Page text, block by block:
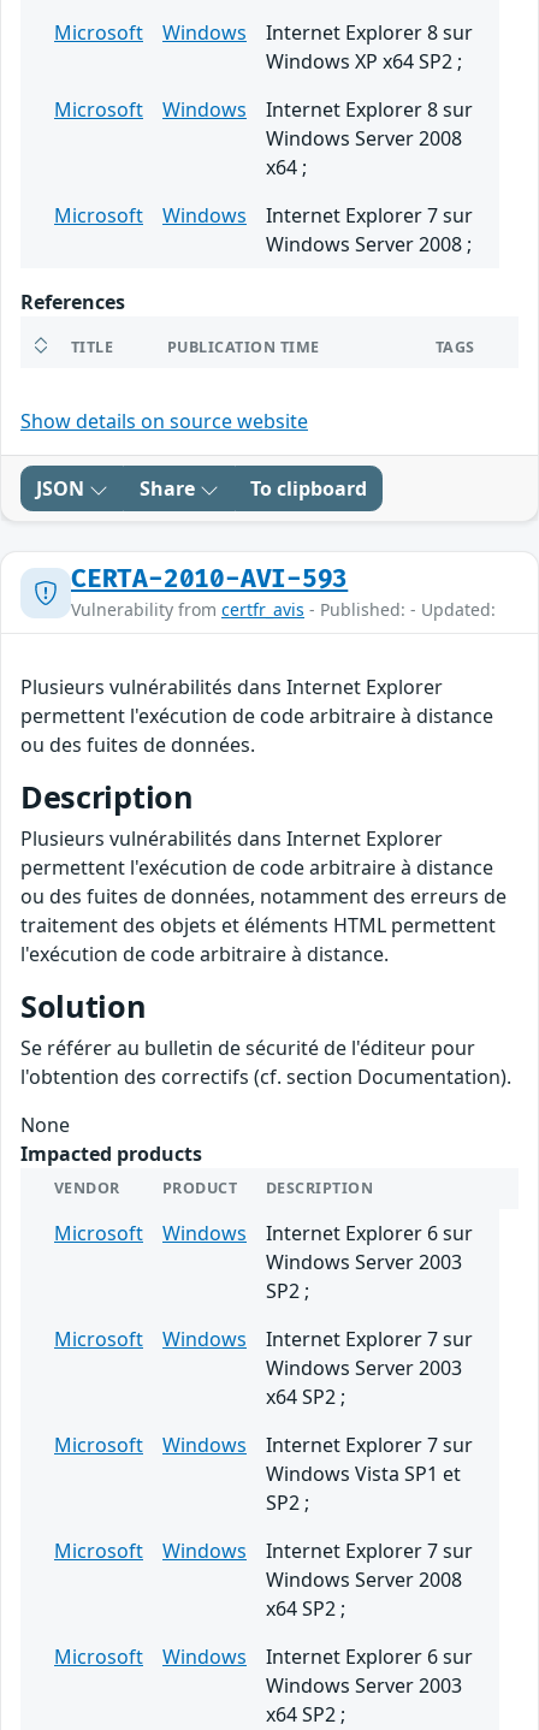
Microsoft
Windows
Internet Explorer 8 sur
Windows XP x64 SP2 ;
Microsoft
Windows
Internet Explorer 8 sur
Windows Server 2008
x64 ;
Microsoft
Windows
Internet Explorer 7 sur
Windows Server 2008 ;
References
TITLE PUBLICATION TIME TAGS
Show details on source website
JSON Share To clipboard
CERTA-2010-AVI-593
Vulnerability from certfr_avis - Published: - Updated:
Plusieurs vulnérabilités dans Internet Explorer
permettent l'exécution de code arbitraire à distance
ou des fuites de données.
Description
Plusieurs vulnérabilités dans Internet Explorer
permettent l'exécution de code arbitraire à distance
ou des fuites de données, notamment des erreurs de
traitement des objets et éléments HTML permettent
l'exécution de code arbitraire à distance.
Solution
Se référer au bulletin de sécurité de l'éditeur pour
l'obtention des correctifs (cf. section Documentation).
None
Impacted products
VENDOR PRODUCT DESCRIPTION
Microsoft Windows
Internet Explorer 6 sur
Windows Server 2003
SP2 ;
Microsoft
Windows
Internet Explorer 7 sur
Windows Server 2003
x64 SP2 ;
Microsoft
Windows
Internet Explorer 7 sur
Windows Vista SP1 et
SP2 ;
Microsoft
Windows
Internet Explorer 7 sur
Windows Server 2008
x64 SP2 ;
Microsoft
Windows
Internet Explorer 6 sur
Windows Server 2003
x64 SP2 ;